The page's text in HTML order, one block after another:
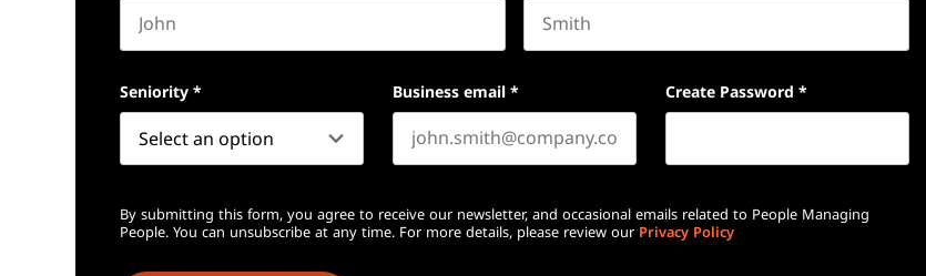
Seniority * Business email * Create Password *
By submitting this form, you agree to receive our newsletter, and occasional emails related to People Managing
People. You can unsubscribe at any time. For more details, please review our Privacy Policy